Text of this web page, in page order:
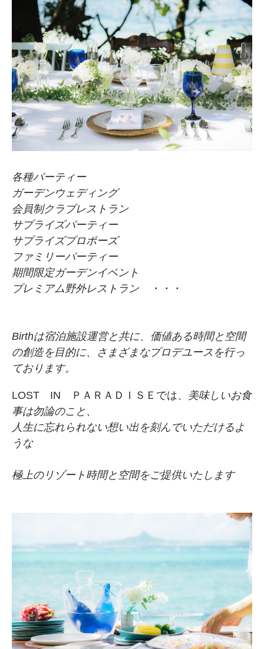
各種パーティー
ガーデンウェディング
会員制クラブレストラン
サプライズパーティー
サプライズプロポーズ
ファミリーパーティー
期間限定ガーデンイベント
プレミアム野外レストラン ・・・
Birthは宿泊施設運営と共に、価値ある時間と空間
の創造を目的に、さまざまなプロデユースを行っ
ております。
LOST IN ＰＡＲＡＤＩＳＥでは、 美味しいお食
事は勿論のこと、
人生に忘れられない想い出を刻んでいただけるよ
うな
極上のリゾート時間と空間をご提供いたします